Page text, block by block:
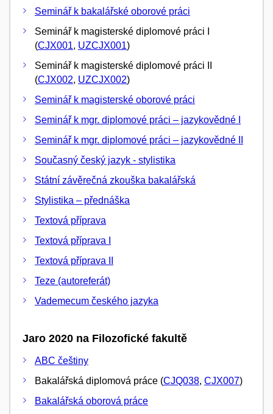
Seminář k bakalářské oborové práci
Seminář k magisterské diplomové práci I
(CJX001, UZCJX001)
Seminář k magisterské diplomové práci II
(CJX002, UZCJX002)
Seminář k magisterské oborové práci
Seminář k mgr. diplomové práci – jazykovědné I
Seminář k mgr. diplomové práci – jazykovědné II
Současný český jazyk - stylistika
Státní závěrečná zkouška bakalářská
Stylistika – přednáška
Textová příprava
Textová příprava I
Textová příprava II
Teze (autoreferát)
Vademecum českého jazyka
Jaro 2020 na Filozofické fakultě
ABC češtiny
Bakalářská diplomová práce (CJQ038, CJX007)
Bakalářská oborová práce